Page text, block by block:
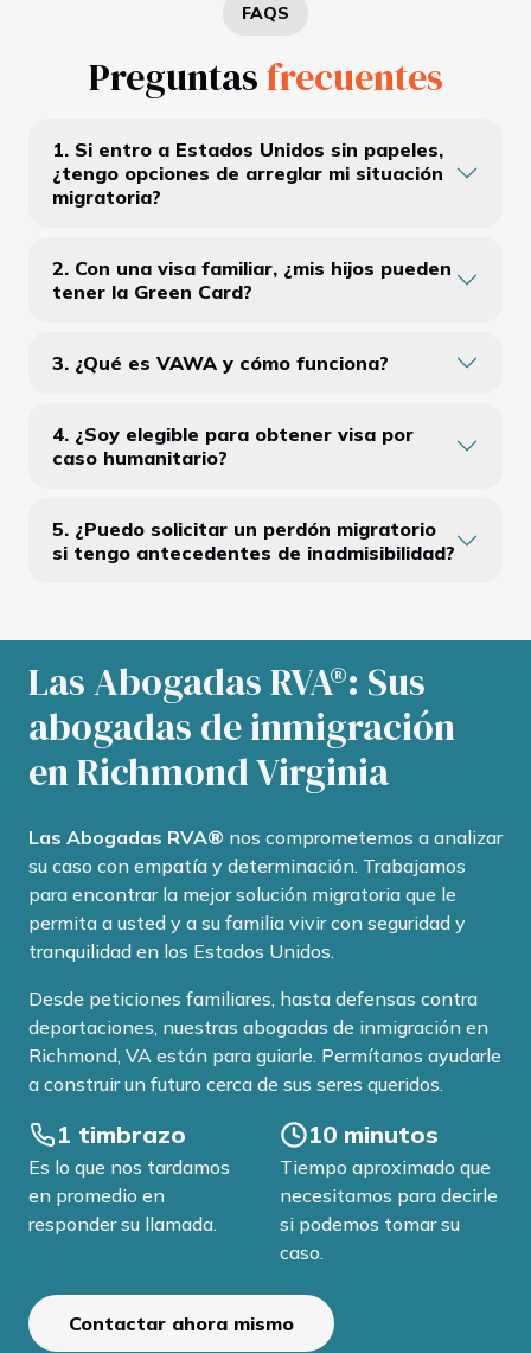
FAQS
Preguntasfrecuentes
1. Si entro a Estados Unidos sin papeles,
¿tengo opciones de arreglar mi situación
migratoria?
2. Con una visa familiar, ¿mis hijos pueden
tener la Green Card?
3. ¿Qué es VAWA y cómo funciona?
4. ¿Soy elegible para obtener visa por
caso humanitario?
5. ¿Puedo solicitar un perdón migratorio
si tengo antecedentes de inadmisibilidad?
Las Abogadas RVA®: Sus
abogadas de inmigración
en Richmond Virginia
Las Abogadas RVA® nos comprometemos a analizar
su caso con empatía y determinación. Trabajamos
para encontrar la mejor solución migratoria que le
permita a usted y a su familia vivir con seguridad y
tranquilidad en los Estados Unidos.
Desde peticiones familiares, hasta defensas contra
deportaciones, nuestras abogadas de inmigración en
Richmond, VA están para guiarle. Permítanos ayudarle
a construir un futuro cerca de sus seres queridos.
1 timbrazo
Es lo que nos tardamos
en promedio en
responder su llamada.
10 minutos
Tiempo aproximado que
necesitamos para decirle
si podemos tomar su
caso.
Contactar ahora mismo